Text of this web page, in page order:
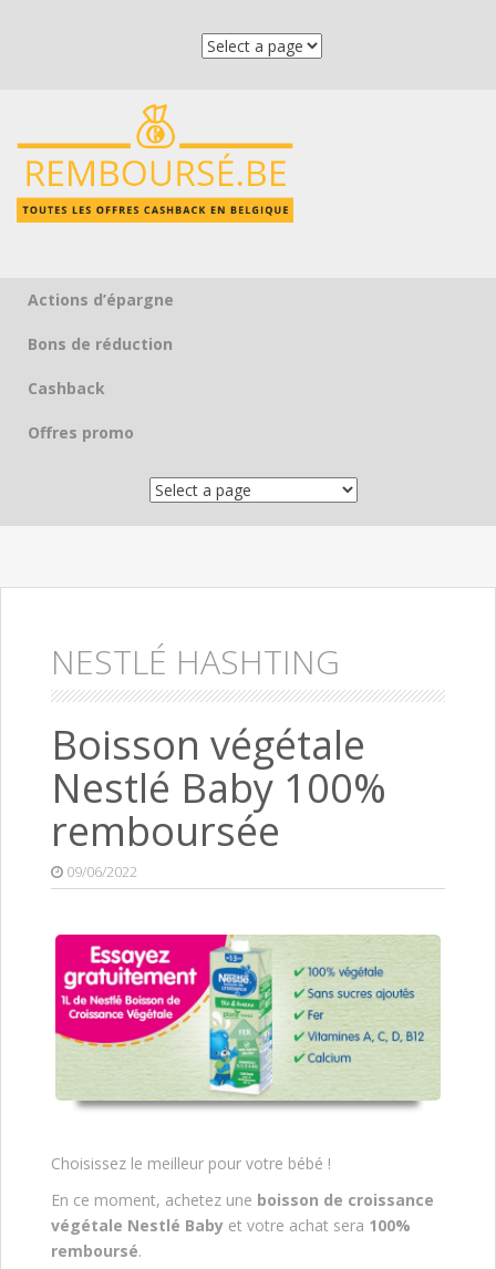
Skip to content
Actions d’épargne
Bons de réduction
Cashback
Offres promo
NESTLÉ HASHTING
Boisson végétale
Nestlé Baby 100%
remboursée
09/06/2022
Choisissez le meilleur pour votre bébé !
En ce moment, achetez une boisson de croissance
végétale Nestlé Baby et votre achat sera 100%
remboursé.